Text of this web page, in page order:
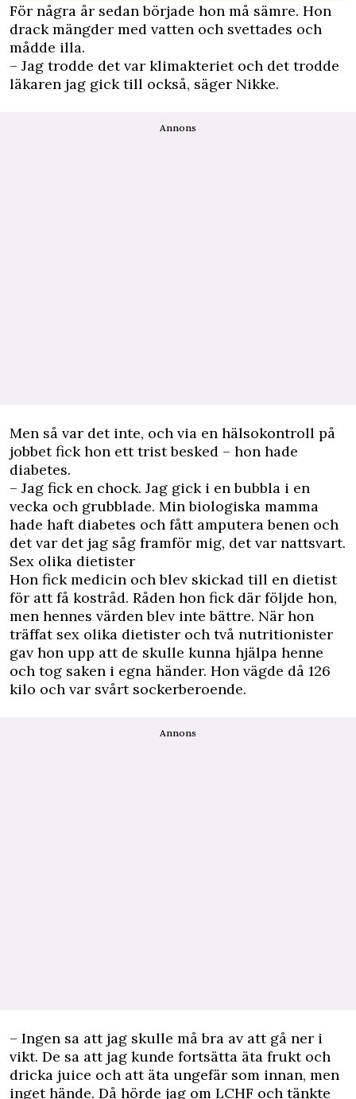
För några år sedan började hon må sämre. Hon
drack mängder med vatten och svettades och
mådde illa.
– Jag trodde det var klimakteriet och det trodde
läkaren jag gick till också, säger Nikke.
Annons
Men så var det inte, och via en hälsokontroll på
jobbet fick hon ett trist besked – hon hade
diabetes.
– Jag fick en chock. Jag gick i en bubbla i en
vecka och grubblade. Min biologiska mamma
hade haft diabetes och fått amputera benen och
det var det jag såg framför mig, det var nattsvart.
Sex olika dietister
Hon fick medicin och blev skickad till en dietist
för att få kostråd. Råden hon fick där följde hon,
men hennes värden blev inte bättre. När hon
träffat sex olika dietister och två nutritionister
gav hon upp att de skulle kunna hjälpa henne
och tog saken i egna händer. Hon vägde då 126
kilo och var svårt sockerberoende.
Annons
– Ingen sa att jag skulle må bra av att gå ner i
vikt. De sa att jag kunde fortsätta äta frukt och
dricka juice och att äta ungefär som innan, men
inget hände. Då hörde jag om LCHF och tänkte